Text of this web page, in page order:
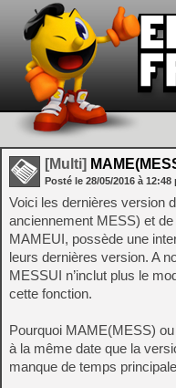
[Multi]
Posté le 28/05/2016 à 12:48
Voici les dernières version
anciennement MESS) et
MAMEUI, possède une
leurs dernières version. A
MESSUI n’inclut plus le
cette fonction.
Pourquoi MAME(MESS)
à la même date que la
manque de temps